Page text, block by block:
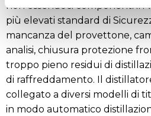
non essendoci componenti in
più elevati standard di
mancanza del provettone,
analisi, chiusura protezione
troppo pieno residui di
di raffreddamento. Il
collegato a diversi modelli di
in modo automatico